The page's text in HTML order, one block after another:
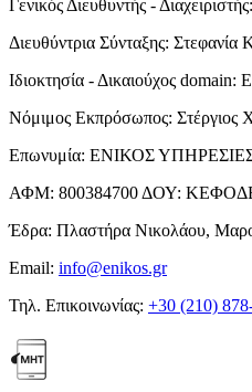
Γενικός Διευθυντής - Διαχειριστής:
Διευθύντρια Σύνταξης: Στεφανία
Ιδιοκτησία - Δικαιούχος domain:
Νόμιμος Εκπρόσωπος: Στέργιος
Επωνυμία: ΕΝΙΚΟΣ
ΑΦΜ: 800384700 ΔΟΥ:
Έδρα: Πλαστήρα Νικολάου,
Email: info@enikos.gr
Τηλ. Επικοινωνίας: +30 (210)